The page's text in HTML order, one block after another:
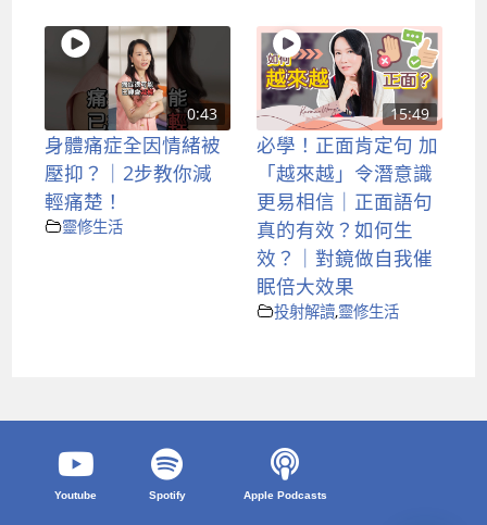
0:43
身體痛症全因情緒被
壓抑？｜2步教你減
輕痛楚！
靈修生活
15:49
必學！正面肯定句 加
「越來越」令潛意識
更易相信｜正面語句
真的有效？如何生
效？｜對鏡做自我催
眠倍大效果
投射解讀,靈修生活
Youtube Spotify Apple Podcasts